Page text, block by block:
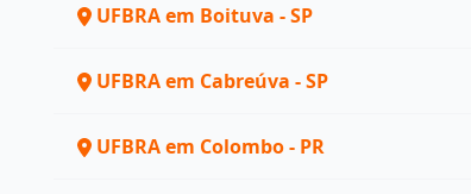
UFBRA em Boituva - SP
UFBRA em Cabreúva - SP
UFBRA em Colombo - PR